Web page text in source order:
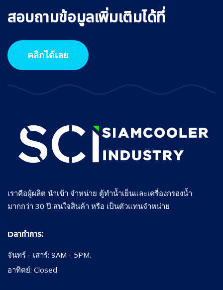
สอบถามข้อมูลเพิ่มเติมได้ที่
คลิกได้เลย
เราคือผู้ผลิต นำเข้า จำหน่าย ตู้ทำน้ำเย็นและเครื่องกรองน้ำ
มากกว่า 30 ปี สนใจสินค้า หรือ เป็นตัวแทนจำหน่าย
เวลาทำการ:
จันทร์ - เสาร์: 9AM - 5PM.
อาทิตย์: Closed